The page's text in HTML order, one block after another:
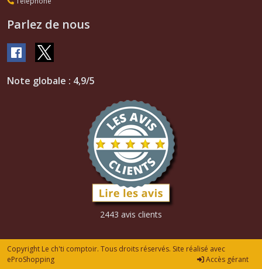
Parlez de nous
Note globale : 4,9/5
2443 avis clients
Copyright Le ch'ti comptoir. Tous droits réservés. Site réalisé avec
eProShopping
Accès gérant